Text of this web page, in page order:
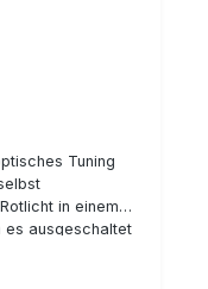
Tuning
in einem
es ausgeschaltet